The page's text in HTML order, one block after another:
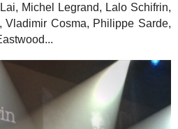
Michel Legrand, Lalo Schifrin,
Vladimir Cosma, Philippe Sarde,